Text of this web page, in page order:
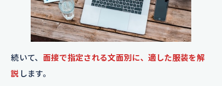
続いて、 面接で指定される文面別に、適した服装を解
説 します。